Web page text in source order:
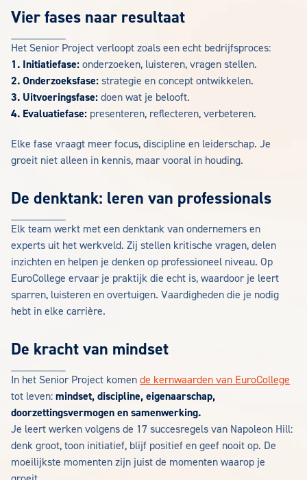
Vier fases naar resultaat
Het Senior Project verloopt zoals een echt bedrijfsproces:
1. Initiatiefase: onderzoeken, luisteren, vragen stellen.
2. Onderzoeksfase: strategie en concept ontwikkelen.
3. Uitvoeringsfase: doen wat je belooft.
4. Evaluatiefase: presenteren, reflecteren, verbeteren.
Elke fase vraagt meer focus, discipline en leiderschap. Je
groeit niet alleen in kennis, maar vooral in houding.
De denktank: leren van professionals
Elk team werkt met een denktank van ondernemers en
experts uit het werkveld. Zij stellen kritische vragen, delen
inzichten en helpen je denken op professioneel niveau. Op
EuroCollege ervaar je praktijk die echt is, waardoor je leert
sparren, luisteren en overtuigen. Vaardigheden die je nodig
hebt in elke carrière.
De kracht van mindset
In het Senior Project komen de kernwaarden van EuroCollege
tot leven: mindset, discipline, eigenaarschap,
doorzettingsvermogen en samenwerking.
Je leert werken volgens de 17 succesregels van Napoleon Hill:
denk groot, toon initiatief, blijf positief en geef nooit op. De
moeilijkste momenten zijn juist de momenten waarop je